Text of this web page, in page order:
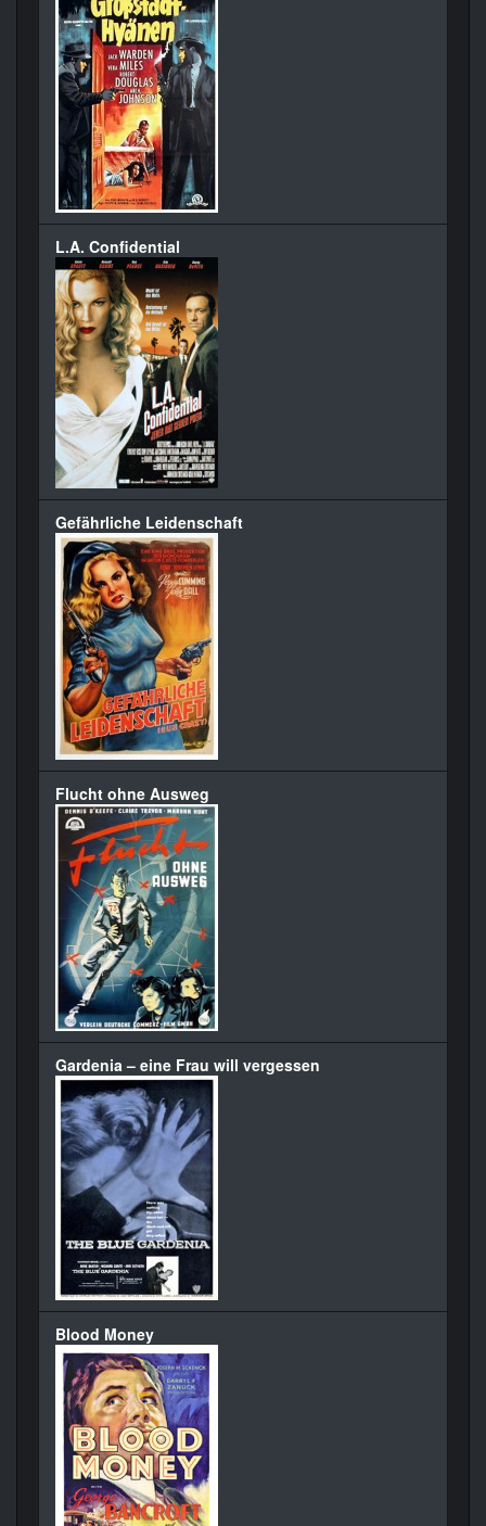
L.A. Confidential
Gefährliche Leidenschaft
Flucht ohne Ausweg
Gardenia – eine Frau will vergessen
Blood Money